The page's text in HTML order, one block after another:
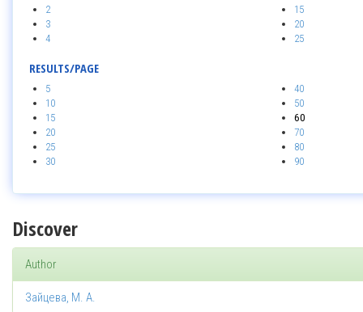
2
3
4
15
20
25
RESULTS/PAGE
5
10
15
20
25
30
40
50
60
70
80
90
Discover
Author
Зайцева, М. А.